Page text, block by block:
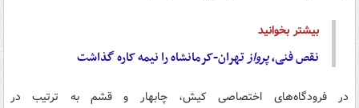
بیشتر بخوانید
نقص فنی،پروازتهران-کرمانشاه را نیمه کاره گذاشت
در فرودگاه‌های اختصاصی کیش، چابهار و قشم به ترتیب در